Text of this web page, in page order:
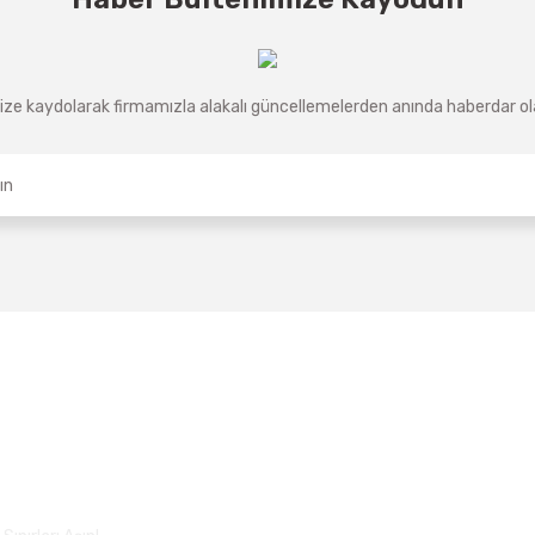
kaydolarak firmamızla alakalı güncellemelerden anında haberdar